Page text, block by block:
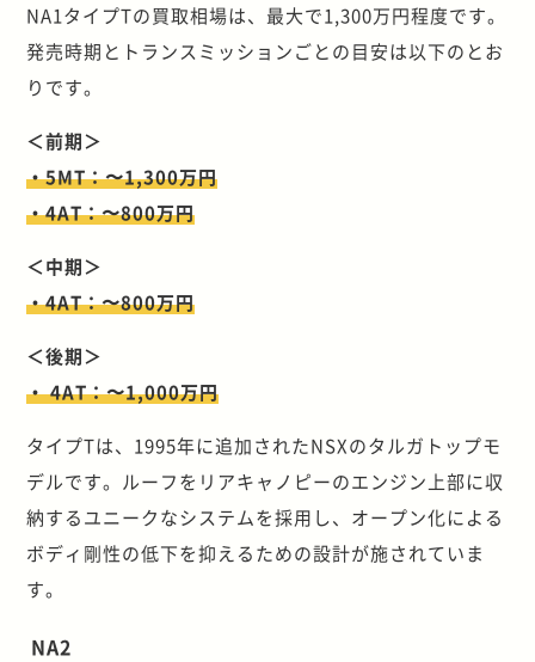
NA1タイプTの買取相場は、最大で1,300万円程度です。
発売時期とトランスミッションごとの目安は以下のとお
りです。
＜前期＞
・5MT：〜1,300万円
・4AT：〜800万円
＜中期＞
・4AT：〜800万円
＜後期＞
・ 4AT：〜1,000万円
タイプTは、1995年に追加されたNSXのタルガトップモ
デルです。ルーフをリアキャノピーのエンジン上部に収
納するユニークなシステムを採用し、オープン化による
ボディ剛性の低下を抑えるための設計が施されていま
す。
NA2